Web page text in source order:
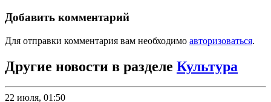
Добавить комментарий
Для отправки комментария вам необходимо авторизоваться.
Другие новости в разделе Культура
22 июля, 01:50